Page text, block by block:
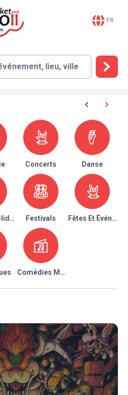
FR
Concerts Danse
Festivals Fêtes Et
Comédies Musicales